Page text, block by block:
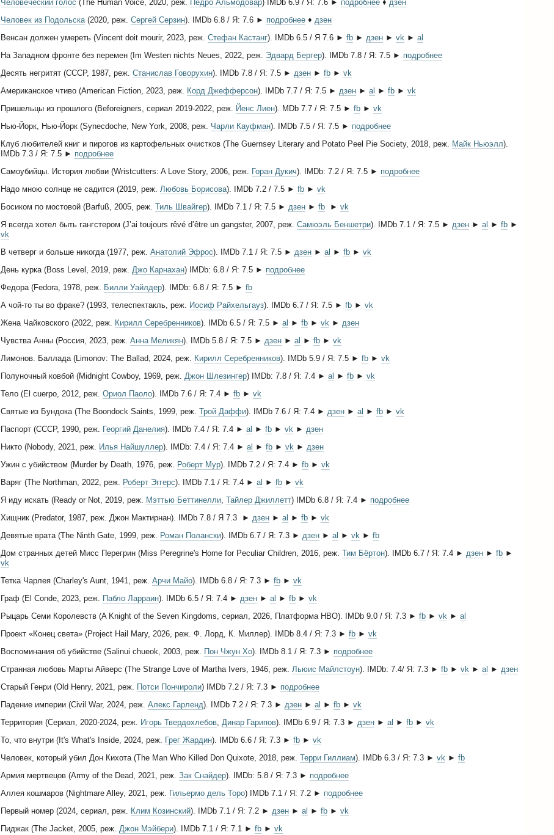
Человеческий голос (The Human Voice, 2020, реж. Педро Альмодовар) IMDb 6.9 / Я: 7.6 ► подробнее ♦ дзен
Человек из Подольска(2020, реж. Сергей Серзин). IMDb 6.8 / Я: 7.6 ► подробнее ♦ дзен
Венсан должен умереть (Vincent doit mourir, 2023, реж. Стефан Кастанг). IMDb 6.5 / Я 7.6 ► fb ► дзен ► vk ► al
На Западном фронте без перемен (Im Westen nichts Neues, 2022, реж. Эдвард Бергер). IMDb 7.8 / Я: 7.5 ► подробнее
Десять негритят (СССР, 1987, реж. Станислав Говорухин). IMDb 7.8 / Я: 7.5 ► дзен ► fb ► vk
Американское чтиво (American Fiction, 2023, реж. Корд Джефферсон). IMDb 7.7 / Я: 7.5 ► дзен ► al ► fb ► vk
Пришельцы из прошлого (Beforeigners, сериал 2019-2022, реж. Йенс Лиен). MDb 7.7 / Я: 7.5 ► fb ► vk
Нью-Йорк, Нью-Йорк (Synecdoche, New York, 2008, реж. Чарли Кауфман). IMDb 7.5 / Я: 7.5 ► подробнее
Клуб любителей книг и пирогов из картофельных очистков (The Guernsey Literary and Potato Peel Pie Society, 2018, реж. Майк Ньюэлл).
IMDb 7.3 / Я: 7.5 ► подробнее
Самоубийцы. История любви (Wristcutters: A Love Story, 2006, реж. Горан Дукич). IMDb: 7.2 / Я: 7.5 ► подробнее
Надо мною солнце не садится (2019, реж. Любовь Борисова). IMDb 7.2 / 7.5 ► fb ► vk
Босиком по мостовой (Barfuß, 2005, реж. Тиль Швайгер). IMDb 7.1 / Я: 7.5 ► дзен ► fb ► vk
Я всегда хотел быть гангстером (J’ai toujours rêvé d’être un gangster, 2007, реж. Самюэль Беншетри). IMDb 7.1 / Я: 7.5 ► дзен ► al ► fb ►
vk
В четверг и больше никогда (1977, реж. Анатолий Эфрос). IMDb 7.1 / Я: 7.5 ► дзен ► al ► fb ► vk
День курка (Boss Level, 2019, реж. Джо Карнахан) IMDb: 6.8 / Я: 7.5 ► подробнее
Федора (Fedora, 1978, реж. Билли Уайлдер). IMDb: 6.8 / Я: 7.5 ► fb
А чой-то ты во фраке? (1993, телеспектакль, реж. Иосиф Райхельгауз). IMDb 6.7 / Я: 7.5 ► fb ► vk
Жена Чайковского (2022, реж. Кирилл Серебренников). IMDb 6.5 / Я: 7.5 ► al ► fb ► vk ► дзен
Чувства Анны (Россия, 2023, реж. Анна Меликян). IMDb 5.8 / Я: 7.5 ► дзен ► al ► fb ► vk
Лимонов. Баллада (Limonov: The Ballad, 2024, реж. Кирилл Серебренников). IMDb 5.9 / Я: 7.5 ► fb ► vk
Полуночный ковбой (Midnight Cowboy, 1969, реж. Джон Шлезингер) IMDb: 7.8 / Я: 7.4 ► al ► fb ► vk
Тело (El cuerpo, 2012, реж. Ориол Паоло). IMDb 7.6 / Я: 7.4 ► fb ► vk
Святые из Бундока (The Boondock Saints, 1999, реж. Трой Даффи). IMDb 7.6 / Я: 7.4 ► дзен ► al ► fb ► vk
Паспорт (СССР, 1990, реж. Георгий Данелия). IMDb 7.4 / Я: 7.4 ► al ► fb ► vk ► дзен
Никто (Nobody, 2021, реж. Илья Найшуллер). IMDb: 7.4 / Я: 7.4 ► al ► fb ► vk ► дзен
Ужин с убийством (Murder by Death, 1976, реж. Роберт Мур). IMDb 7.2 / Я: 7.4 ► fb ► vk
Варяг (The Northman, 2022, реж. Роберт Эггерс). IMDb 7.1 / Я: 7.4 ► al ► fb ► vk
Я иду искать (Ready or Not, 2019, реж. Мэттью Беттинелли, Тайлер Джиллетт) IMDb 6.8 / Я: 7.4 ► подробнее
Хищник (Predator, 1987, реж. Джон Мактирнан). IMDb 7.8 / Я 7.3 ► дзен ► al ► fb ► vk
Девятые врата (The Ninth Gate, 1999, реж. Роман Полански). IMDb 6.7 / Я: 7.3 ► дзен ► al ► vk ► fb
Дом странных детей Мисс Перегрин (Miss Peregrine's Home for Peculiar Children, 2016, реж. Тим Бёртон). IMDb 6.7 / Я: 7.4 ► дзен ► fb ►
vk
Тетка Чарлея (Charley's Aunt, 1941, реж. Арчи Майо). IMDb 6.8 / Я: 7.3 ► fb ► vk
Граф (El Conde, 2023, реж. Пабло Ларраин). IMDb 6.5 / Я: 7.4 ► дзен ► al ► fb ► vk
Рыцарь Семи Королевств (A Knight of the Seven Kingdoms, сериал, 2026, Платформа HBO). IMDb 9.0 / Я: 7.3 ► fb ► vk ► al
Проект «Конец света» (Project Hail Mary, 2026, реж. Ф. Лорд, К. Миллер). IMDb 8.4 / Я: 7.3 ► fb ► vk
Воспоминания об убийстве (Salinui chueok, 2003, реж. Пон Чжун Хо). IMDb 8.1 / Я: 7.3 ► подробнее
Странная любовь Марты Айверс (The Strange Love of Martha Ivers, 1946, реж. Льюис Майлстоун). IMDb: 7.4/ Я: 7.3 ► fb ► vk ► al ► дзен
Старый Генри (Old Henry, 2021, реж. Потси Пончироли) IMDb 7.2 / Я: 7.3 ► подробнее
Падение империи (Civil War, 2024, реж. Алекс Гарленд). IMDb 7.2 / Я: 7.3 ► дзен ► al ► fb ► vk
Территория (Сериал, 2020-2024, реж. Игорь Твердохлебов, Динар Гарипов). IMDb 6.9 / Я: 7.3 ► дзен ► al ► fb ► vk
То, что внутри (It's What's Inside, 2024, реж. Грег Жардин). IMDb 6.6 / Я: 7.3 ► fb ► vk
Человек, который убил Дон Кихота (The Man Who Killed Don Quixote, 2018, реж. Терри Гиллиам). IMDb 6.3 / Я: 7.3 ► vk ► fb
Армия мертвецов (Army of the Dead, 2021, реж. Зак Снайдер). IMDb: 5.8 / Я: 7.3 ► подробнее
Аллея кошмаров (Nightmare Alley, 2021, реж. Гильермо дель Торо) IMDb 7.1 / Я: 7.2 ► подробнее
Первый номер (2024, сериал, реж. Клим Козинский). IMDb 7.1 / Я: 7.2 ► дзен ► al ► fb ► vk
Пиджак (The Jacket, 2005, реж. Джон Мэйбери). IMDb 7.1 / Я: 7.1 ► fb ► vk